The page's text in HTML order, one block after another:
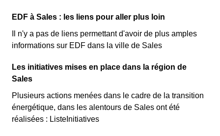
EDF à Sales : les liens pour aller plus loin
Il n'y a pas de liens permettant d'avoir de plus amples
informations sur EDF dans la ville de Sales
Les initiatives mises en place dans la région de
Sales
Plusieurs actions menées dans le cadre de la transition
énergétique, dans les alentours de Sales ont été
réalisées : ListeInitiatives